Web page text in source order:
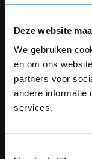
Deze website
We gebruiken
en om ons
partners voor
andere informatie
services.
Email
Contact
TEACO VOF
9723 JG Groningen